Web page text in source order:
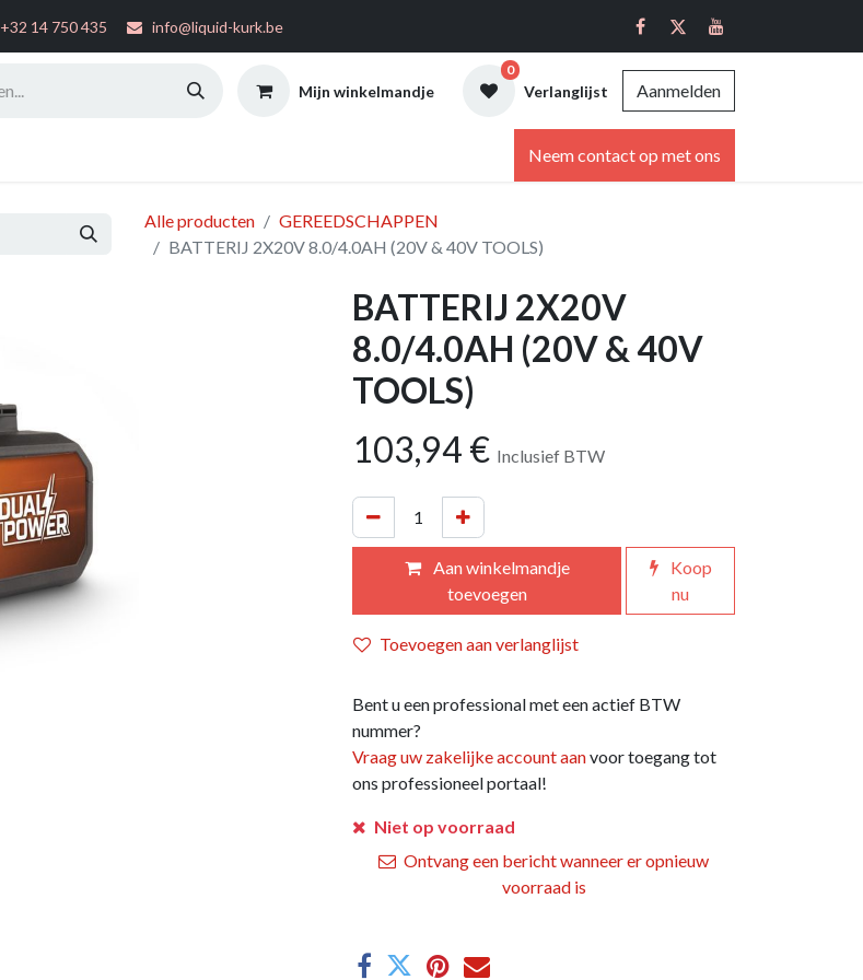
+32 14 750 435 info@liquid-kurk.be
Mijn winkelmandje
0
Verlanglijst Aanmelden
Neem contact op met ons
Alle producten
GEREEDSCHAPPEN
BATTERIJ 2X20V 8.0/4.0AH (20V & 40V TOOLS)
BATTERIJ 2X20V
8.0/4.0AH (20V & 40V
TOOLS)
103,94 € Inclusief BTW
Aan winkelmandje
toevoegen
Koop
nu
Toevoegen aan verlanglijst
Bent u een professional met een actief BTW
nummer?
Vraag uw zakelijke account aanvoor toegang tot
ons professioneel portaal!
Niet op voorraad
Ontvang een bericht wanneer er opnieuw
voorraad is